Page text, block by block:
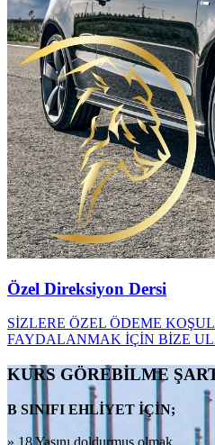
Özel Direksiyon Dersi
SİZLERE ÖZEL ÖDEME
FAYDALANMAK İÇİN BİZE
KURS GÖREBİLME
B SINIFI EHLİYET İÇİN;
» 18 Yaşını doldurmuş olmak,